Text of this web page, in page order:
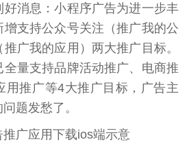
消息：小程序广告为进一步丰
支持公众号关注（推广我的公
广我的应用）两大推广目标。
量支持品牌活动推广、电商推
用推广等4大推广目标，广告主
题发愁了。
广应用下载ios端示意